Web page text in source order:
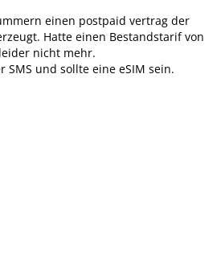
einen postpaid vertrag der
Hatte einen Bestandstarif von
nicht mehr.
SMS und sollte eine eSIM sein.